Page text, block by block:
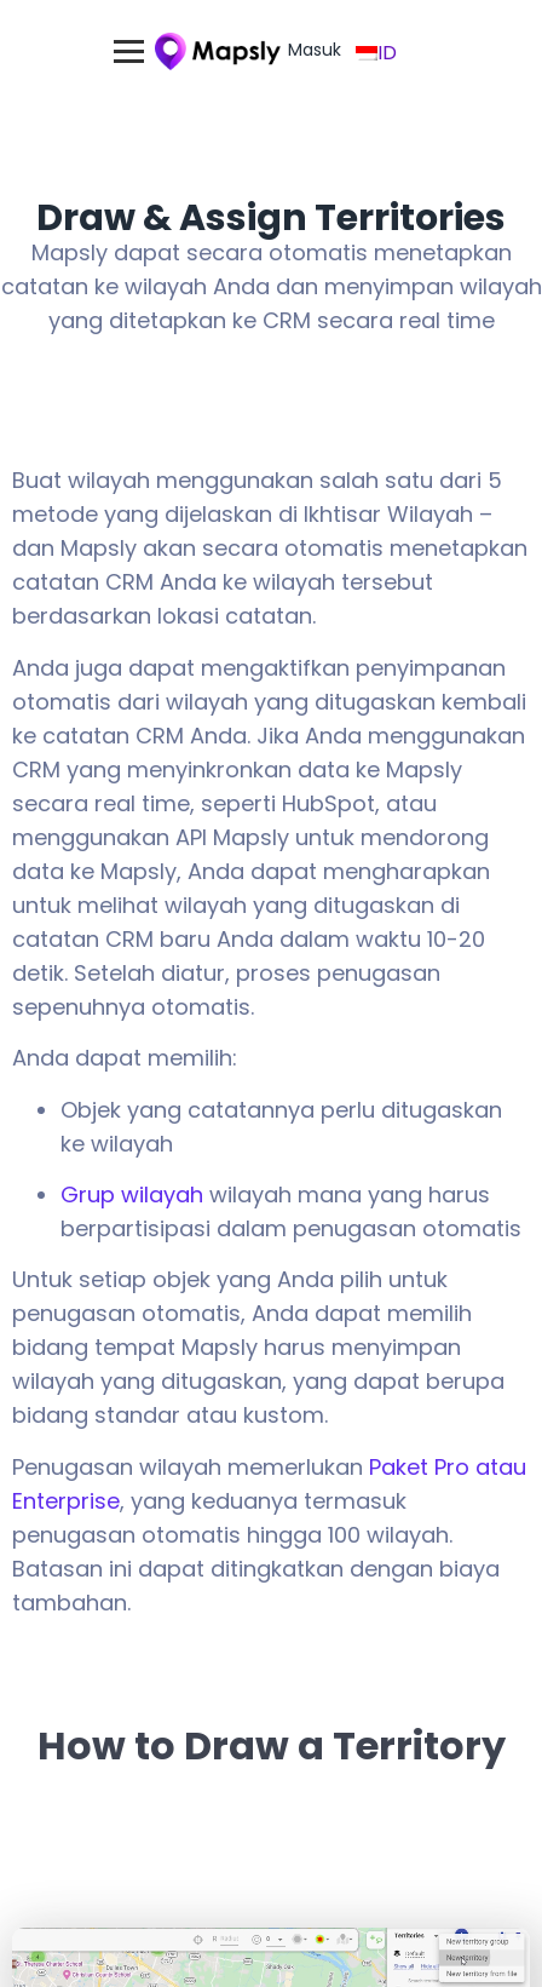
Masuk ID
Draw & Assign Territories
Mapsly dapat secara otomatis menetapkan
catatan ke wilayah Anda dan menyimpan wilayah
yang ditetapkan ke CRM secara real time
Buat wilayah menggunakan salah satu dari 5
metode yang dijelaskan di Ikhtisar Wilayah –
dan Mapsly akan secara otomatis menetapkan
catatan CRM Anda ke wilayah tersebut
berdasarkan lokasi catatan.
Anda juga dapat mengaktifkan penyimpanan
otomatis dari wilayah yang ditugaskan kembali
ke catatan CRM Anda. Jika Anda menggunakan
CRM yang menyinkronkan data ke Mapsly
secara real time, seperti HubSpot, atau
menggunakan API Mapsly untuk mendorong
data ke Mapsly, Anda dapat mengharapkan
untuk melihat wilayah yang ditugaskan di
catatan CRM baru Anda dalam waktu 10-20
detik. Setelah diatur, proses penugasan
sepenuhnya otomatis.
Anda dapat memilih:
Objek yang catatannya perlu ditugaskan
ke wilayah
Grup wilayah wilayah mana yang harus
berpartisipasi dalam penugasan otomatis
Untuk setiap objek yang Anda pilih untuk
penugasan otomatis, Anda dapat memilih
bidang tempat Mapsly harus menyimpan
wilayah yang ditugaskan, yang dapat berupa
bidang standar atau kustom.
Penugasan wilayah memerlukan Paket Pro atau
Enterprise, yang keduanya termasuk
penugasan otomatis hingga 100 wilayah.
Batasan ini dapat ditingkatkan dengan biaya
tambahan.
How to Draw a Territory